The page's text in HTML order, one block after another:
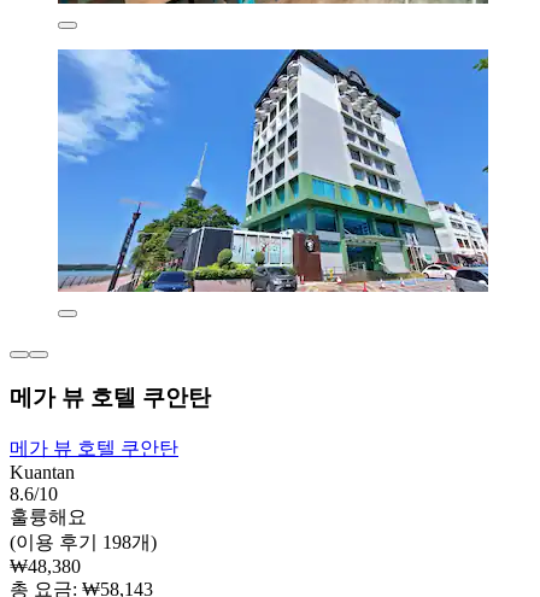
메가 뷰 호텔 쿠안탄
메가 뷰 호텔 쿠안탄
Kuantan
8.6/10
훌륭해요
(이용 후기 198개)
₩48,380
총 요금: ₩58,143